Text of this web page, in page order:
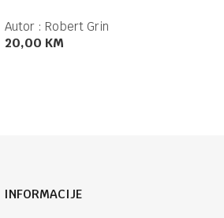
Autor : Robert Grin
20,00 KM
INFORMACIJE